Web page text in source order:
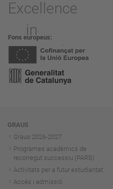
Fons europeus
Navegació
GRAUS
Graus 2026-2027
Programes acadèmics de
recorregut successiu (PARS)
Activitats per a futur estudiantat
Accés i admissió